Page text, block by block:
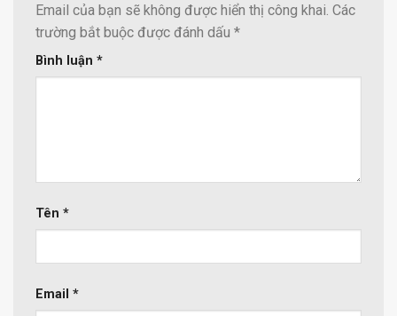
Email của bạn sẽ không được hiển thị công khai. Các
trường bắt buộc được đánh dấu *
Bình luận *
Tên *
Email *